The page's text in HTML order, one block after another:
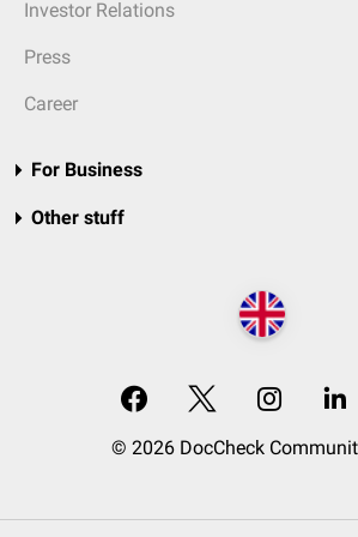
Investor Relations
Press
Career
For Business
Other stuff
© 2026 DocCheck